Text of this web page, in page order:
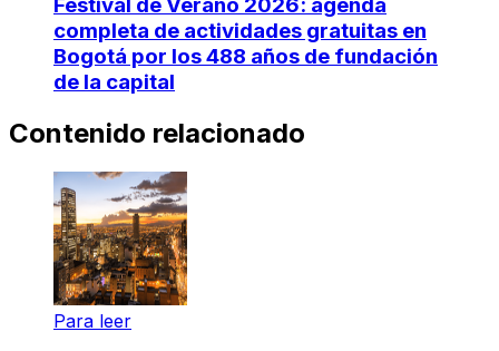
completa de actividades gratuitas en
Bogotá por los 488 años de fundación
de la capital
Contenido relacionado
Para leer